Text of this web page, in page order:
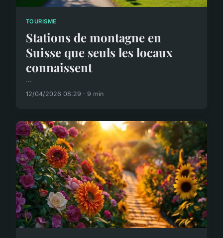
TOURISME
Stations de montagne en
Suisse que seuls les locaux
connaissent
...
12/04/2026 08:29 · 9 min